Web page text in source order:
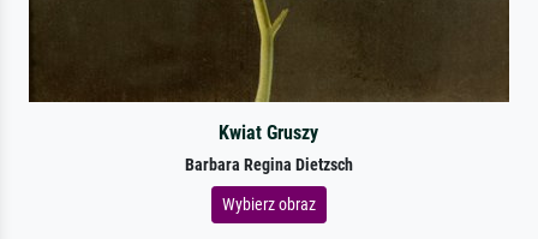
Kwiat Gruszy
Barbara Regina Dietzsch
Wybierz obraz